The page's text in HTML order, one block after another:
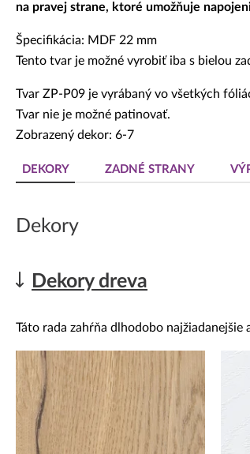
na pravej strane, ktoré umožňuje
Špecifikácia: MDF 22 mm
Tento tvar je možné vyrobiť iba s bielou
Tvar ZP-P09 je vyrábaný vo všetkých
Tvar nie je možné patinovať.
Zobrazený dekor: 6-7
DEKORY ZADNÉ STRANY
Dekory
Dekory dreva
Táto rada zahŕňa dlhodobo